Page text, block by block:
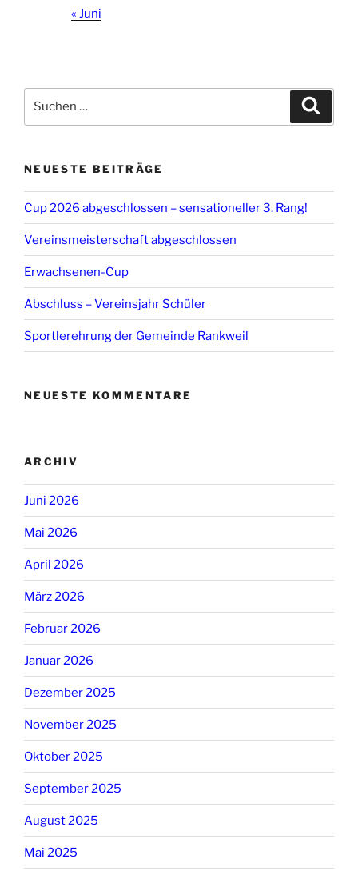
« Juni
nach:
NEUESTE BEITRÄGE
Cup 2026 abgeschlossen – sensationeller 3. Rang!
Vereinsmeisterschaft abgeschlossen
Erwachsenen-Cup
Abschluss – Vereinsjahr Schüler
Sportlerehrung der Gemeinde Rankweil
NEUESTE KOMMENTARE
ARCHIV
Juni 2026
Mai 2026
April 2026
März 2026
Februar 2026
Januar 2026
Dezember 2025
November 2025
Oktober 2025
September 2025
August 2025
Mai 2025